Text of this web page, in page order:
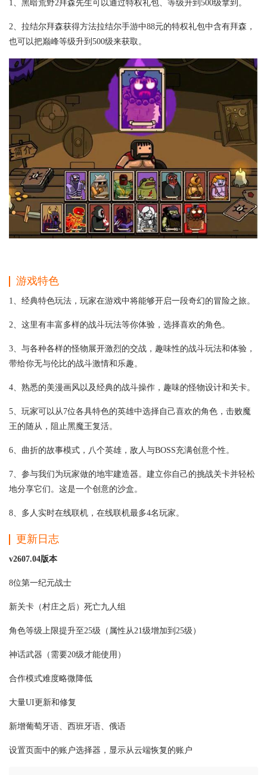
1、黑暗荒野2拜森先生可以通过特权礼包、等级升到500级拿到。
2、拉结尔拜森获得方法拉结尔手游中88元的特权礼包中含有拜森，
也可以把巅峰等级升到500级来获取。
游戏特色
1、经典特色玩法，玩家在游戏中将能够开启一段奇幻的冒险之旅。
2、这里有丰富多样的战斗玩法等你体验，选择喜欢的角色。
3、与各种各样的怪物展开激烈的交战，趣味性的战斗玩法和体验，
带给你无与伦比的战斗激情和乐趣。
4、熟悉的美漫画风以及经典的战斗操作，趣味的怪物设计和关卡。
5、玩家可以从7位各具特色的英雄中选择自己喜欢的角色，击败魔
王的随从，阻止黑魔王复活。
6、曲折的故事模式，八个英雄，敌人与BOSS充满创意个性。
7、参与我们为玩家做的地牢建造器。建立你自己的挑战关卡并轻松
地分享它们。这是一个创意的沙盒。
8、多人实时在线联机，在线联机最多4名玩家。
更新日志
v2607.04版本
8位第一纪元战士
新关卡（村庄之后）死亡九人组
角色等级上限提升至25级（属性从21级增加到25级）
神话武器（需要20级才能使用）
合作模式难度略微降低
大量UI更新和修复
新增葡萄牙语、西班牙语、俄语
设置页面中的账户选择器，显示从云端恢复的账户